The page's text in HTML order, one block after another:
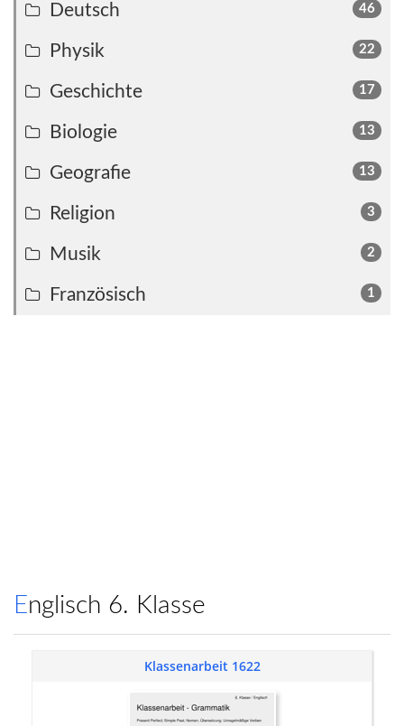
46
Deutsch
22
Physik
17
Geschichte
13
Biologie
13
Geografie
3
Religion
2
Musik
1
Französisch
Englisch 6. Klasse
Klassenarbeit 1622